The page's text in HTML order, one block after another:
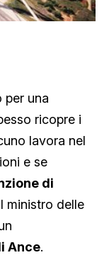
per una
ricopre i
lavora nel
e se
di
ministro delle
Ance.